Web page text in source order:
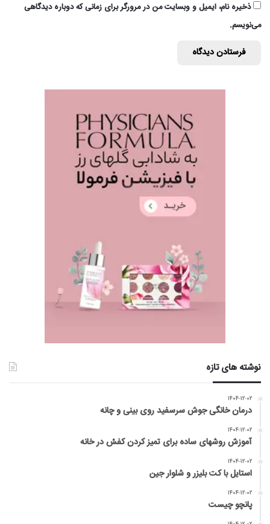
ذخیره نام، ایمیل و وبسایت من در مرورگر برای زمانی که دوباره دیدگاهی
می‌نویسم.
نوشته های تازه
۱۴۰۴-۱۲-۰۲
درمان خانگی جوش سرسفید روی بینی و چانه
۱۴۰۴-۱۲-۰۲
آموزش روشهای ساده برای تمیز کردن کفش در خانه
۱۴۰۴-۱۲-۰۲
استایل با کت بلیزر و شلوار جین
۱۴۰۴-۱۲-۰۲
پانچو چیست